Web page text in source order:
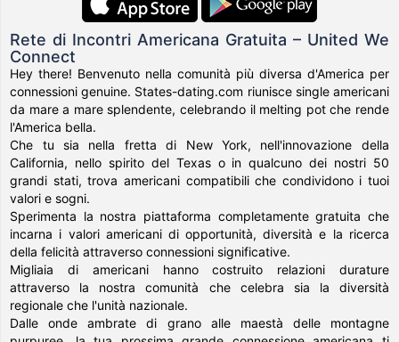
Rete di Incontri Americana Gratuita – United We
Connect
Hey there! Benvenuto nella comunità più diversa d'America per
connessioni genuine. States-dating.com riunisce single americani
da mare a mare splendente, celebrando il melting pot che rende
l'America bella.
Che tu sia nella fretta di New York, nell'innovazione della
California, nello spirito del Texas o in qualcuno dei nostri 50
grandi stati, trova americani compatibili che condividono i tuoi
valori e sogni.
Sperimenta la nostra piattaforma completamente gratuita che
incarna i valori americani di opportunità, diversità e la ricerca
della felicità attraverso connessioni significative.
Migliaia di americani hanno costruito relazioni durature
attraverso la nostra comunità che celebra sia la diversità
regionale che l'unità nazionale.
Dalle onde ambrate di grano alle maestà delle montagne